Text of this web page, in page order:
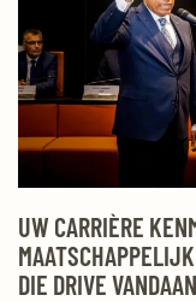
UW CARRIÈRE
DIE DRIVE